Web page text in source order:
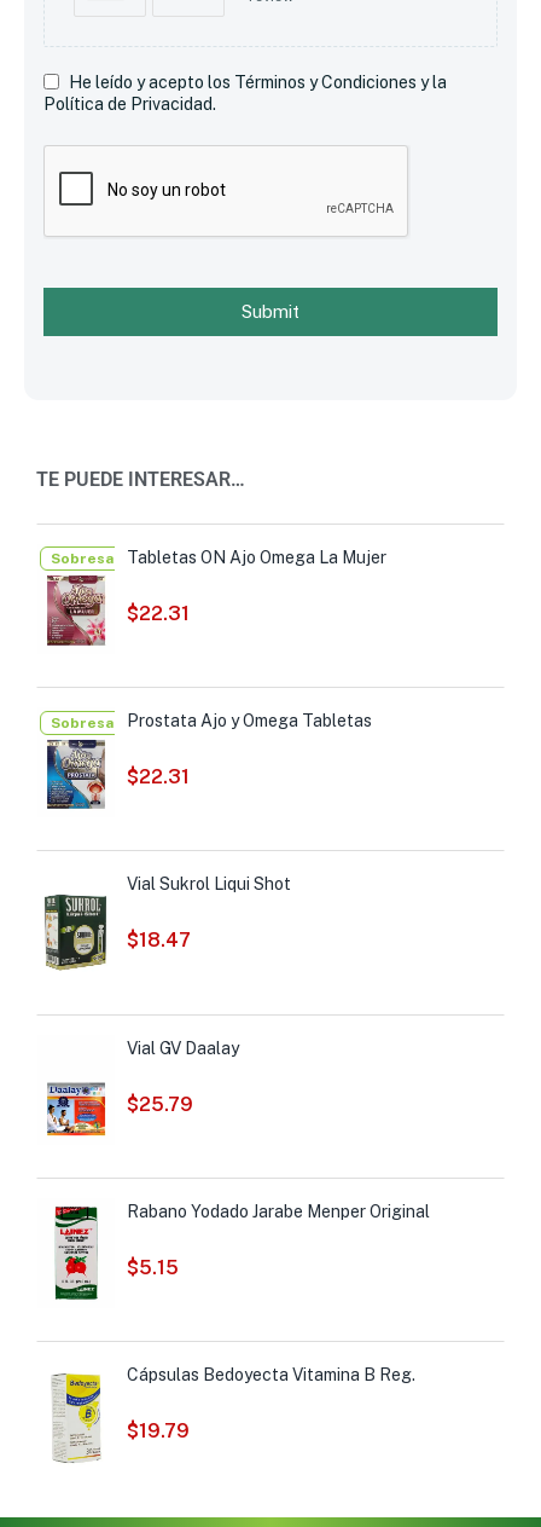
He leído y acepto los Términos y Condiciones y la
Política de Privacidad.
Submit
TE PUEDE INTERESAR…
SobresalientesTabletas ON Ajo Omega La Mujer
$22.31
SobresalientesProstata Ajo y Omega Tabletas
$22.31
Vial Sukrol Liqui Shot
$18.47
Vial GV Daalay
$25.79
Rabano Yodado Jarabe Menper Original
$5.15
Cápsulas Bedoyecta Vitamina B Reg.
$19.79